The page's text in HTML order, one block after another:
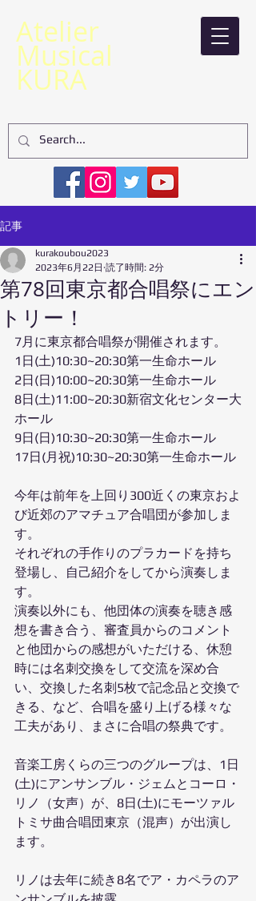
​Atelier
Musical
KURA
記事
第78回東京都合唱祭にエン
トリー！
kurakoubou2023
2023年6月22日 読了時間: 2分
7月に東京都合唱祭が開催されます。
1日(土)10:30~20:30第一生命ホール
2日(日)10:00~20:30第一生命ホール
8日(土)11:00~20:30新宿文化センター大
ホール
9日(日)10:30~20:30第一生命ホール
17日(月祝)10:30~20:30第一生命ホール
今年は前年を上回り300近くの東京およ
び近郊のアマチュア合唱団が参加しま
す。
それぞれの手作りのプラカードを持ち
登場し、自己紹介をしてから演奏しま
す。
演奏以外にも、他団体の演奏を聴き感
想を書き合う、審査員からのコメント
と他団からの感想がいただける、休憩
時には名刺交換をして交流を深め合
い、交換した名刺5枚で記念品と交換で
きる、など、合唱を盛り上げる様々な
工夫があり、まさに合唱の祭典です。
音楽工房くらの三つのグループは、1日
(土)にアンサンブル・ジェムとコーロ・
リノ（女声）が、8日(土)にモーツァル
トミサ曲合唱団東京（混声）が出演し
ます。
リノは去年に続き8名でア・カペラのア